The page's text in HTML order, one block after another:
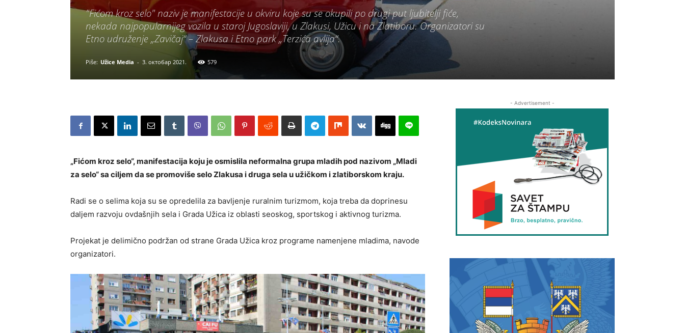
"Fićom kroz selo" naziv je manifestacije u okviru koje su se okupili po drugi put ljubitelji fiće,
nekada najpopularnijeg vozila u staroj Jugoslaviji, u Zlakusi, Užicu i na Zlatiboru. Organizatori su
Etno udruženje „Zavičaj“ – Zlakusa i Etno park „Terzića avlija“.
Piše: Užice Media - 3. октобар 2021. 579
„Fićom kroz selo“, manifestacija koju je osmislila neformalna grupa mladih pod nazivom „Mladi
za selo“ sa ciljem da se promoviše selo Zlakusa i druga sela u užičkom i zlatiborskom kraju.
Radi se o selima koja su se opredelila za bavljenje ruralnim turizmom, koja treba da doprinesu
daljem razvoju ovdašnjih sela i Grada Užica iz oblasti seoskog, sportskog i aktivnog turizma.
Projekat je delimično podržan od strane Grada Užica kroz programe namenjene mladima, navode
organizatori.
- Advertisement -